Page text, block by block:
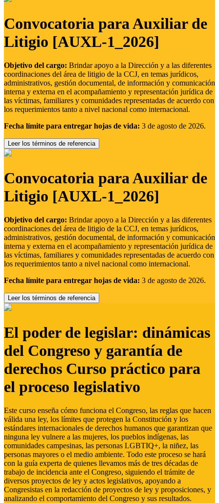
Convocatoria para Auxiliar de
Litigio [AUXL-1_2026]
Objetivo del cargo: Brindar apoyo a la Dirección y a las diferentes
coordinaciones del área de litigio de la CCJ, en temas jurídicos,
administrativos, gestión documental, de información y comunicación
interna y externa en el acompañamiento y representación jurídica de
las víctimas, familiares y comunidades representadas de acuerdo con
los requerimientos tanto a nivel nacional como internacional.
Fecha límite para entregar hojas de vida: 3 de agosto de 2026.
Leer los términos de referencia
Convocatoria para Auxiliar de
Litigio [AUXL-1_2026]
Objetivo del cargo: Brindar apoyo a la Dirección y a las diferentes
coordinaciones del área de litigio de la CCJ, en temas jurídicos,
administrativos, gestión documental, de información y comunicación
interna y externa en el acompañamiento y representación jurídica de
las víctimas, familiares y comunidades representadas de acuerdo con
los requerimientos tanto a nivel nacional como internacional.
Fecha límite para entregar hojas de vida: 3 de agosto de 2026.
Leer los términos de referencia
El poder de legislar: dinámicas
del Congreso y garantía de
derechos Curso práctico para
el proceso legislativo
Este curso enseña cómo funciona el Congreso, las reglas que hacen
válida una ley, los límites que protegen la Constitución y los
estándares internacionales de derechos humanos que garantizan que
ninguna ley vulnere a las mujeres, los pueblos indígenas, las
comunidades campesinas, las personas LGBTIQ+, la niñez, las
personas mayores o el medio ambiente. Todo este proceso se hará
con la guía experta de quienes llevamos más de tres décadas de
trabajo de incidencia ante el Congreso, siguiendo el trámite de
diversos proyectos de ley y actos legislativos, apoyando a
Congresistas en la redacción de proyectos de ley y proposiciones, y
analizando el comportamiento del Congreso y sus resultados.